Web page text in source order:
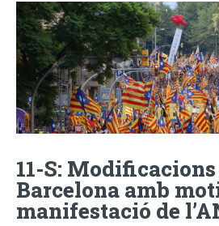
11-S:
Barcelona amb
manifestació de